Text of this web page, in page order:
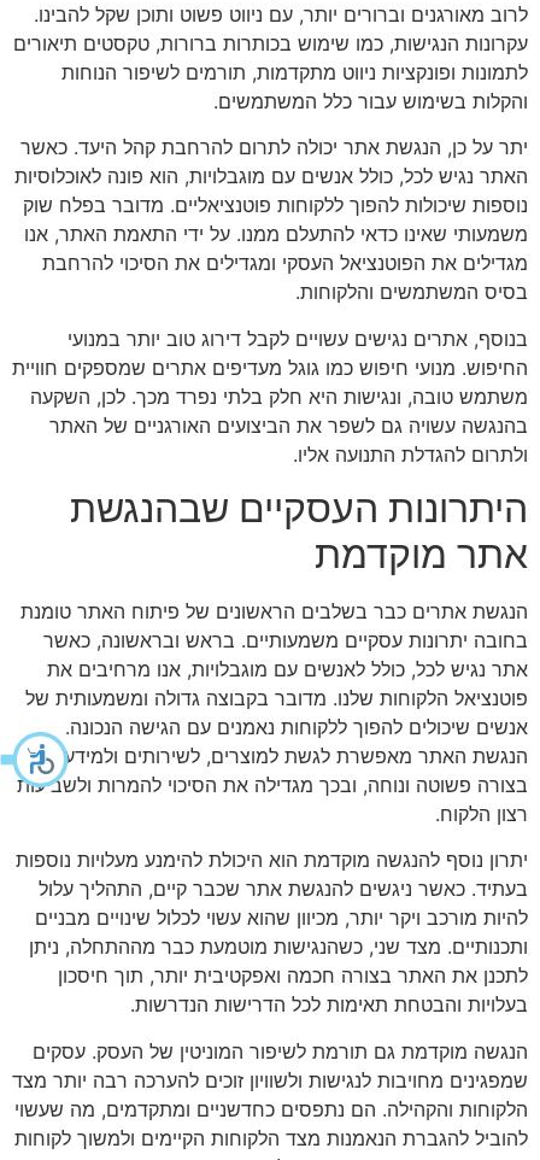
לרוב מאורגנים וברורים יותר, עם ניווט פשוט ותוכן שקל להבינו.
עקרונות הנגישות, כמו שימוש בכותרות ברורות, טקסטים תיאורים
לתמונות ופונקציות ניווט מתקדמות, תורמים לשיפור הנוחות
והקלות בשימוש עבור כלל המשתמשים.
יתר על כן, הנגשת אתר יכולה לתרום להרחבת קהל היעד. כאשר
האתר נגיש לכל, כולל אנשים עם מוגבלויות, הוא פונה לאוכלוסיות
נוספות שיכולות להפוך ללקוחות פוטנציאליים. מדובר בפלח שוק
משמעותי שאינו כדאי להתעלם ממנו. על ידי התאמת האתר, אנו
מגדילים את הפוטנציאל העסקי ומגדילים את הסיכוי להרחבת
בסיס המשתמשים והלקוחות.
בנוסף, אתרים נגישים עשויים לקבל דירוג טוב יותר במנועי
החיפוש. מנועי חיפוש כמו גוגל מעדיפים אתרים שמספקים חוויית
משתמש טובה, ונגישות היא חלק בלתי נפרד מכך. לכן, השקעה
בהנגשה עשויה גם לשפר את הביצועים האורגניים של האתר
ולתרום להגדלת התנועה אליו.
היתרונות העסקיים שבהנגשת
אתר מוקדמת
הנגשת אתרים כבר בשלבים הראשונים של פיתוח האתר טומנת
בחובה יתרונות עסקיים משמעותיים. בראש ובראשונה, כאשר
אתר נגיש לכל, כולל לאנשים עם מוגבלויות, אנו מרחיבים את
פוטנציאל הלקוחות שלנו. מדובר בקבוצה גדולה ומשמעותית של
אנשים שיכולים להפוך ללקוחות נאמנים עם הגישה הנכונה.
הנגשת האתר מאפשרת לגשת למוצרים, לשירותים ולמידע
בצורה פשוטה ונוחה, ובכך מגדילה את הסיכוי להמרות ולשביעות
רצון הלקוח.
יתרון נוסף להנגשה מוקדמת הוא היכולת להימנע מעלויות נוספות
בעתיד. כאשר ניגשים להנגשת אתר שכבר קיים, התהליך עלול
להיות מורכב ויקר יותר, מכיוון שהוא עשוי לכלול שינויים מבניים
ותכנותיים. מצד שני, כשהנגישות מוטמעת כבר מההתחלה, ניתן
לתכנן את האתר בצורה חכמה ואפקטיבית יותר, תוך חיסכון
בעלויות והבטחת תאימות לכל הדרישות הנדרשות.
הנגשה מוקדמת גם תורמת לשיפור המוניטין של העסק. עסקים
שמפגינים מחויבות לנגישות ולשוויון זוכים להערכה רבה יותר מצד
הלקוחות והקהילה. הם נתפסים כחדשניים ומתקדמים, מה שעשוי
להוביל להגברת הנאמנות מצד הלקוחות הקיימים ולמשוך לקוחות